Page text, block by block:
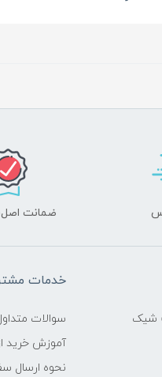
ضمانت
شیک
خدمات
سوالات
آموزش خرید
نحوه ارسال